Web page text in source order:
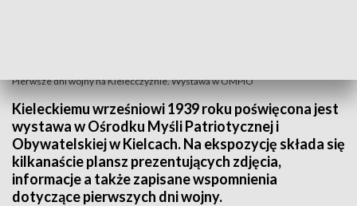
Pierwsze dni wojny na Kielecczyźnie. Wystawa w OMPiO
Kieleckiemu wrześniowi 1939 roku poświęcona jest
wystawa w Ośrodku Myśli Patriotycznej i
Obywatelskiej w Kielcach. Na ekspozycję składa się
kilkanaście plansz prezentujących zdjęcia,
informacje a także zapisane wspomnienia
dotyczące pierwszych dni wojny.